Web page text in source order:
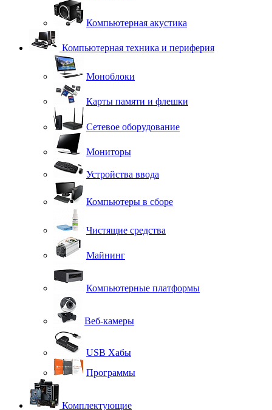
Компьютерная акустика
Компьютерная техника и периферия
Моноблоки
Карты памяти и флешки
Сетевое оборудование
Мониторы
Устройства ввода
Компьютеры в сборе
Чистящие средства
Майнинг
Компьютерные платформы
Веб-камеры
USB Хабы
Программы
Комплектующие